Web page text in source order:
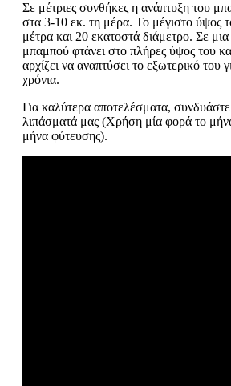
Σε μέτριες συνθήκες η ανάπτυξη του
στα 3-10 εκ. τη μέρα. Το μέγιστο ύψος
μέτρα και 20 εκατοστά διάμετρο. Σε
μπαμπού φτάνει στο πλήρες ύψος του
αρχίζει να αναπτύσει το εξωτερικό του
χρόνια.
Για καλύτερα αποτελέσματα,
λιπάσματά μας (Χρήση μία φορά το
μήνα φύτευσης).